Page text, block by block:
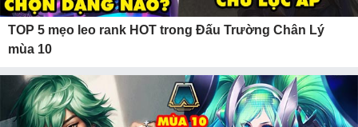
TOP 5 mẹo leo rank HOT trong Đấu Trường Chân Lý
mùa 10